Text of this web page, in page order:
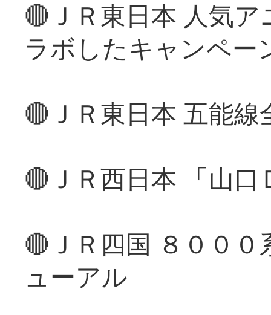
🔴ＪＲ東日本 人気
ラボしたキャンペー
🔴ＪＲ東日本 五能
🔴ＪＲ西日本 「山
🔴ＪＲ四国 ８００
ューアル